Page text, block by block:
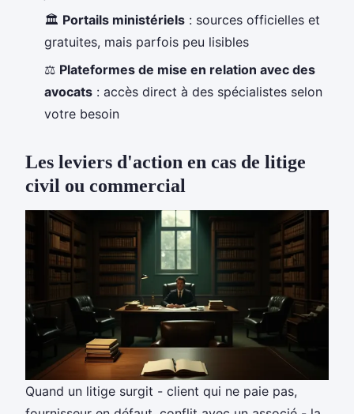
🏛️ Portails ministériels : sources officielles et
gratuites, mais parfois peu lisibles
⚖️ Plateformes de mise en relation avec des
avocats : accès direct à des spécialistes selon
votre besoin
Les leviers d'action en cas de litige
civil ou commercial
Quand un litige surgit - client qui ne paie pas,